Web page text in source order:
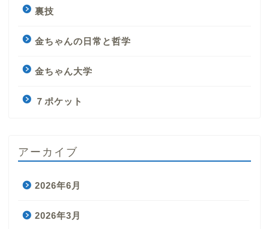
裏技
金ちゃんの日常と哲学
金ちゃん大学
７ポケット
アーカイブ
2026年6月
2026年3月